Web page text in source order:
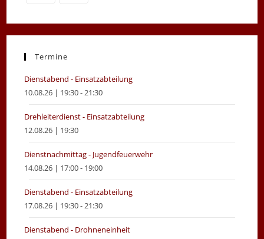
in
new
in
new
Termine
Dienstabend - Einsatzabteilung
10.08.26 | 19:30 - 21:30
Drehleiterdienst - Einsatzabteilung
12.08.26 | 19:30
Dienstnachmittag - Jugendfeuerwehr
14.08.26 | 17:00 - 19:00
Dienstabend - Einsatzabteilung
17.08.26 | 19:30 - 21:30
Dienstabend - Drohneneinheit